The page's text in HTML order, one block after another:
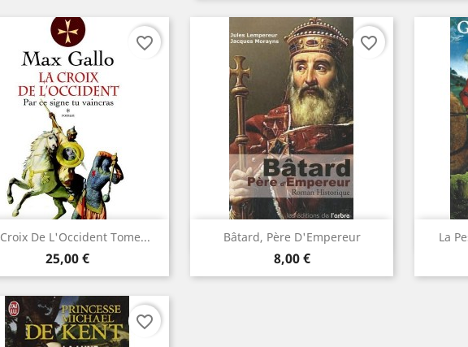
De L'Occident Tome...
Prix
25,00 €
Aperçu rapide
favorite_border
Bâtard, Père D'Empereur
Prix
8,00 €
Aperçu rapide
favorite_border
La
favorite_border